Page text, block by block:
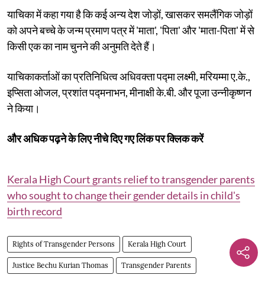
याचिका में कहा गया है कि कई अन्य देश जोड़ों, खासकर समलैंगिक जोड़ों
को अपने बच्चे के जन्म प्रमाण पत्र में 'माता', 'पिता' और 'माता-पिता' में से
किसी एक का नाम चुनने की अनुमति देते हैं।
याचिकाकर्ताओं का प्रतिनिधित्व अधिवक्ता पद्मा लक्ष्मी, मरियम्मा ए.के.,
इप्सिता ओजल, प्रशांत पद्मनाभन, मीनाक्षी के.बी. और पूजा उन्नीकृष्णन
ने किया।
और अधिक पढ़ने के लिए नीचे दिए गए लिंक पर क्लिक करें
Kerala High Court grants relief to transgender parents
who sought to change their gender details in child's
birth record
Rights of Transgender Persons Kerala High Court
Justice Bechu Kurian Thomas Transgender Parents